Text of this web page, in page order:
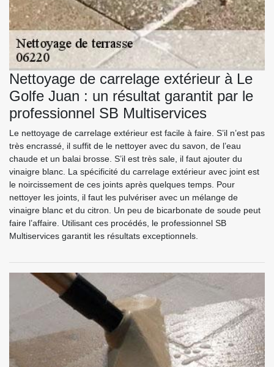
Nettoyage de carrelage extérieur à Le
Golfe Juan : un résultat garantit par le
professionnel SB Multiservices
Le nettoyage de carrelage extérieur est facile à faire. S’il n’est pas
très encrassé, il suffit de le nettoyer avec du savon, de l’eau
chaude et un balai brosse. S’il est très sale, il faut ajouter du
vinaigre blanc. La spécificité du carrelage extérieur avec joint est
le noircissement de ces joints après quelques temps. Pour
nettoyer les joints, il faut les pulvériser avec un mélange de
vinaigre blanc et du citron. Un peu de bicarbonate de soude peut
faire l’affaire. Utilisant ces procédés, le professionnel SB
Multiservices garantit les résultats exceptionnels.